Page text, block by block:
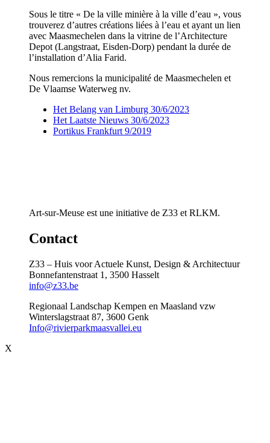
Sous le titre « De la ville minière à la ville d’eau », vous
trouverez d’autres créations liées à l’eau et ayant un lien
avec Maasmechelen dans la vitrine de l’Architecture
Depot (Langstraat, Eisden-Dorp) pendant la durée de
l’installation d’Alia Farid.
Nous remercions la municipalité de Maasmechelen et
De Vlaamse Waterweg nv.
Het Belang van Limburg 30/6/2023
Het Laatste Nieuws 30/6/2023
Portikus Frankfurt 9/2019
Art-sur-Meuse est une initiative de Z33 et RLKM.
Contact
Z33 – Huis voor Actuele Kunst, Design & Architectuur
Bonnefantenstraat 1, 3500 Hasselt
info@z33.be
Regionaal Landschap Kempen en Maasland vzw
Winterslagstraat 87, 3600 Genk
Info@rivierparkmaasvallei.eu
X